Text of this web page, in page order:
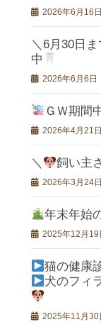
2026年6月16日
＼6月30日
中
2026年6月6日
ＧＷ期間
2026年4月21日
＼ 飼い主
2026年3月24日
年末年始
2025年12月19
猫の健康
犬のフィ
2025年11月30